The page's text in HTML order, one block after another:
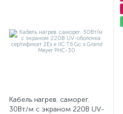
Кабель нагрев. саморег.
30Вт/м с экраном 220В UV-